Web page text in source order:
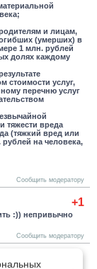
и лицам,
(умерших) в
1 млн. рублей
долях каждому
стоимости услуг,
перечню услуг
тяжести вреда
(тяжкий вред или
рублей на человека,
Сообщить модератору
+1
:)) непривычно
Сообщить модератору